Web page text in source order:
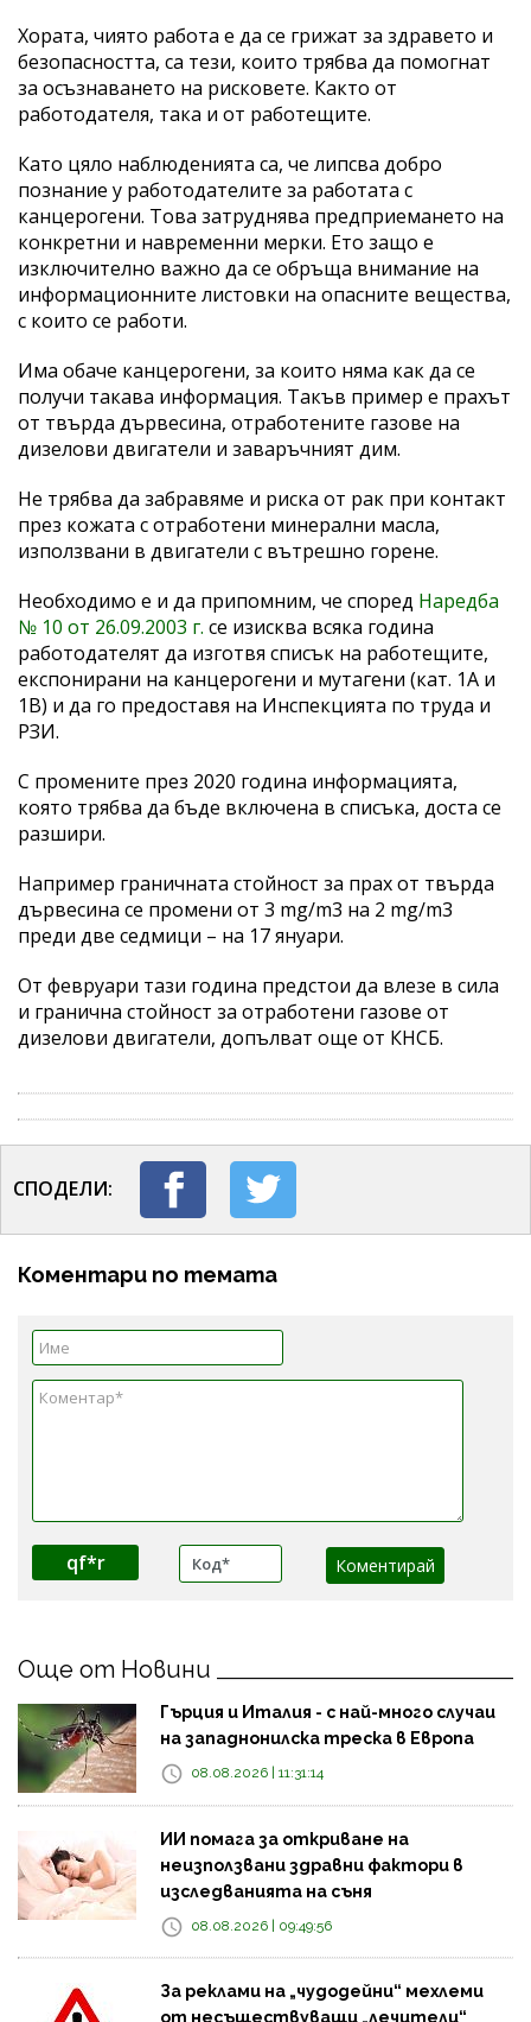
Хората, чиято работа е да се грижат за здравето и
безопасността, са тези, които трябва да помогнат
за осъзнаването на рисковете. Както от
работодателя, така и от работещите.
Като цяло наблюденията са, че липсва добро
познание у работодателите за работата с
канцерогени. Това затруднява предприемането на
конкретни и навременни мерки. Ето защо е
изключително важно да се обръща внимание на
информационните листовки на опасните вещества,
с които се работи.
Има обаче канцерогени, за които няма как да се
получи такава информация. Такъв пример е прахът
от твърда дървесина, отработените газове на
дизелови двигатели и заваръчният дим.
Не трябва да забравяме и риска от рак при контакт
през кожата с отработени минерални масла,
използвани в двигатели с вътрешно горене.
Необходимо е и да припомним, че според Наредба
№ 10 от 26.09.2003 г. се изисква всяка година
работодателят да изготвя списък на работещите,
експонирани на канцерогени и мутагени (кат. 1А и
1В) и да го предоставя на Инспекцията по труда и
РЗИ.
С промените през 2020 година информацията,
която трябва да бъде включена в списъка, доста се
разшири.
Например граничната стойност за прах от твърда
дървесина се промени от 3 mg/m3 на 2 mg/m3
преди две седмици – на 17 януари.
От февруари тази година предстои да влезе в сила
и гранична стойност за отработени газове от
дизелови двигатели, допълват още от КНСБ.
СПОДЕЛИ:
Коментари по темата
qf*r
Още от Новини
Гърция и Италия - с най-много случаи
на западнонилска треска в Европа
08.08.2026 | 11:31:14
ИИ помага за откриване на
неизползвани здравни фактори в
изследванията на съня
08.08.2026 | 09:49:56
За реклами на „чудодейни“ мехлеми
от несъществуващи „лечители“